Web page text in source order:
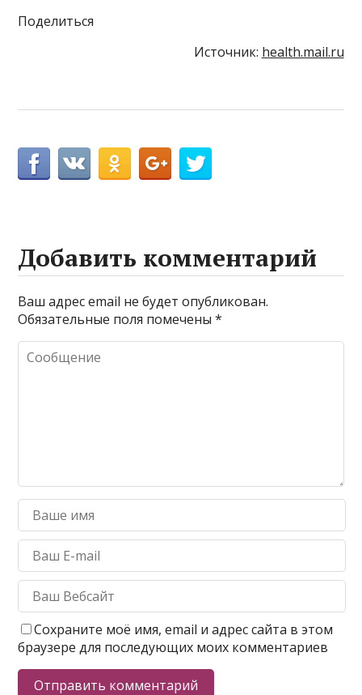
Поделиться
Источник: health.mail.ru
Добавить комментарий
Ваш адрес email не будет опубликован.
Обязательные поля помечены*
Сохраните моё имя, email и адрес сайта в этом
браузере для последующих моих комментариев